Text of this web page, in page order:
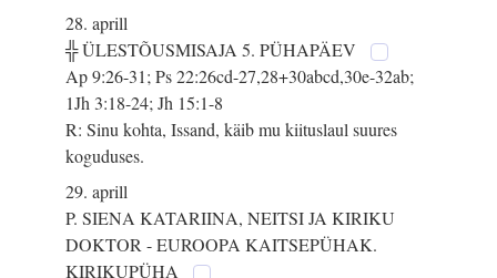
28. aprill
╬ ÜLESTÕUSMISAJA 5. PÜHAPÄEV
Ap 9:26-31; Ps 22:26cd-27,28+30abcd,30e-32ab;
1Jh 3:18-24; Jh 15:1-8
R: Sinu kohta, Issand, käib mu kiituslaul suures
koguduses.
29. aprill
P. SIENA KATARIINA, NEITSI JA KIRIKU
DOKTOR - EUROOPA KAITSEPÜHAK.
KIRIKUPÜHA